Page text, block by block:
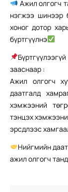
Ажил олгогч
нэгжээ шинээр
хоног дотор
бүртгүүлнэ
зааснаар :
Ажил олгогч
даатгалд
хэмжээний
тэнцэх
эрсдлээс
Нийгмийн
ажил олгогч